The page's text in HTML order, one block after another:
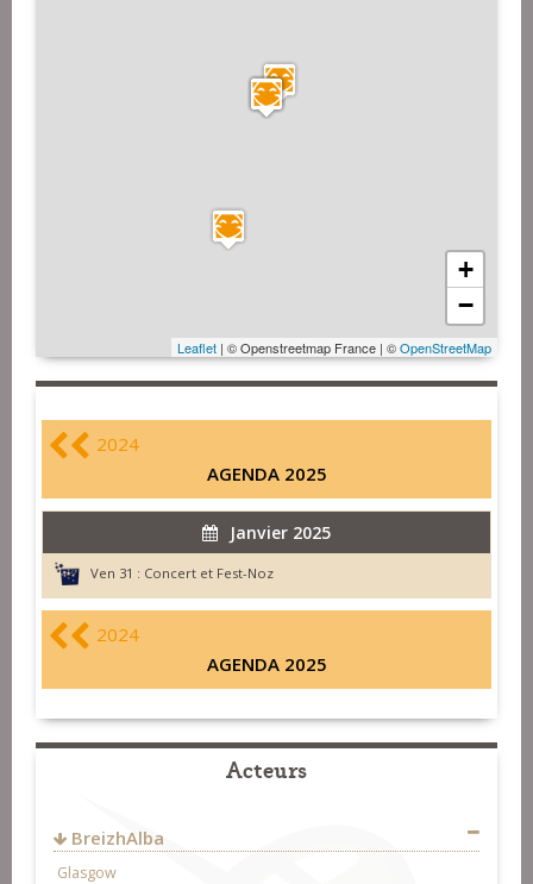
+
−
Leaflet | © Openstreetmap France | ©OpenStreetMap
2024
AGENDA 2025
Janvier 2025
Ven 31 : Concert et Fest-Noz
2024
AGENDA 2025
Acteurs
BreizhAlba
Glasgow